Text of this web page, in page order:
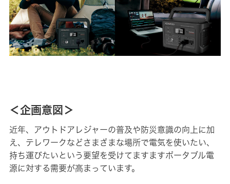
＜企画意図＞
近年、アウトドアレジャーの普及や防災意識の向上に加
え、テレワークなどさまざまな場所で電気を使いたい、
持ち運びたいという要望を受けてますますポータブル電
源に対する需要が高まっています。